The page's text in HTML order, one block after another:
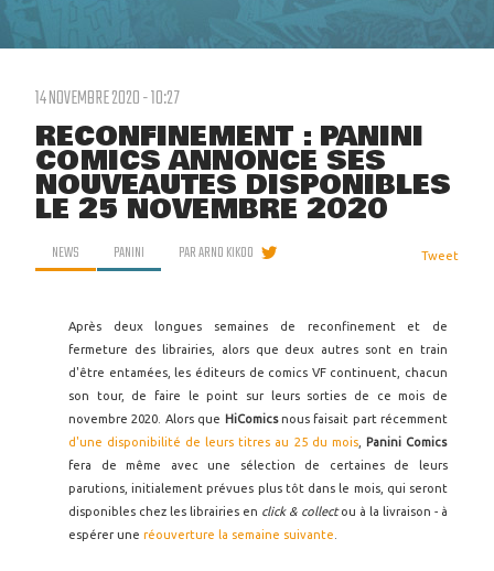
14 NOVEMBRE 2020 - 10:27
RECONFINEMENT : PANINI
COMICS ANNONCE SES
NOUVEAUTÉS DISPONIBLES
LE 25 NOVEMBRE 2020
NEWS PANINI PARARNO KIKOO Tweet
Après deux longues semaines de reconfinement et de
fermeture des librairies, alors que deux autres sont en train
d'être entamées, les éditeurs de comics VF continuent, chacun
son tour, de faire le point sur leurs sorties de ce mois de
novembre 2020. Alors que HiComicsnous faisait part récemment
d'une disponibilité de leurs titres au 25 du mois, Panini Comics
fera de même avec une sélection de certaines de leurs
parutions, initialement prévues plus tôt dans le mois, qui seront
disponibles chez les librairies en click & collectou à la livraison - à
espérer une réouverture la semaine suivante